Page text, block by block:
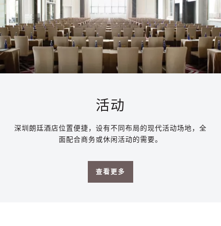
活动
深圳朗廷酒店位置便捷，设有不同布局的现代活动场地，全
面配合商务或休闲活动的需要。
查看更多